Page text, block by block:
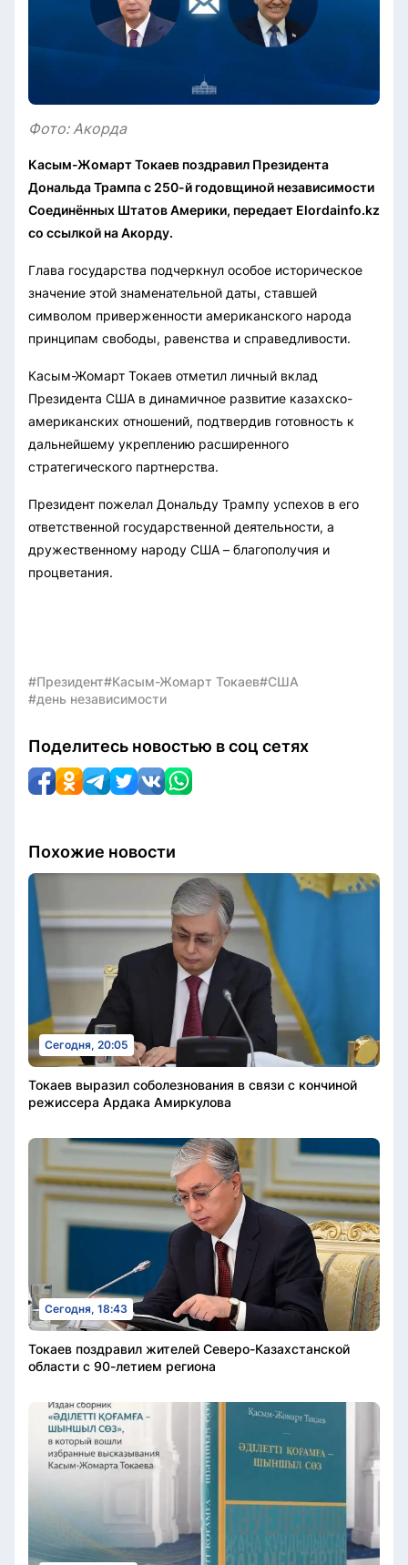
Фото: Акорда
Касым-Жомарт Токаев поздравил Президента
Дональда Трампа с 250-й годовщиной независимости
Соединённых Штатов Америки, передает Elordainfo.kz
со ссылкой на Акорду.
Глава государства подчеркнул особое историческое
значение этой знаменательной даты, ставшей
символом приверженности американского народа
принципам свободы, равенства и справедливости.
Касым-Жомарт Токаев отметил личный вклад
Президента США в динамичное развитие казахско-
американских отношений, подтвердив готовность к
дальнейшему укреплению расширенного
стратегического партнерства.
Президент пожелал Дональду Трампу успехов в его
ответственной государственной деятельности, а
дружественному народу США – благополучия и
процветания.
#Президент#Касым-Жомарт Токаев#США
#день независимости
Поделитесь новостью в соц сетях
Похожие новости
Сегодня, 20:05
Токаев выразил соболезнования в связи с кончиной
режиссера Ардака Амиркулова
Сегодня, 18:43
Токаев поздравил жителей Северо-Казахстанской
области с 90-летием региона